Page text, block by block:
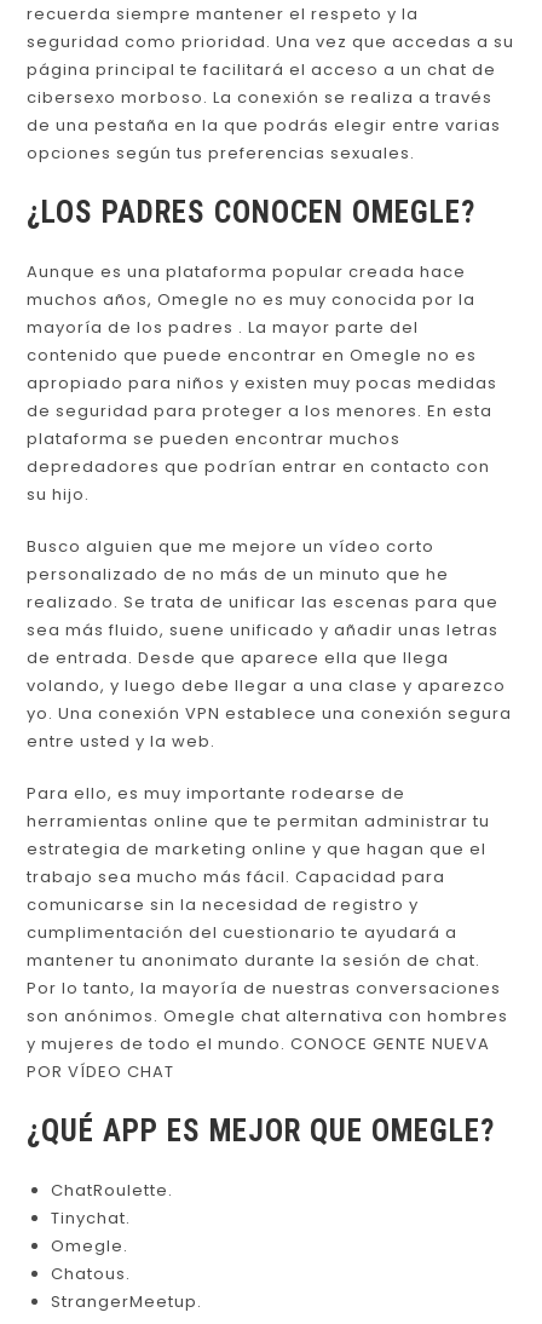
recuerda siempre mantener el respeto y la
seguridad como prioridad. Una vez que accedas a su
página principal te facilitará el acceso a un chat de
cibersexo morboso. La conexión se realiza a través
de una pestaña en la que podrás elegir entre varias
opciones según tus preferencias sexuales.
¿LOS PADRES CONOCEN OMEGLE?
Aunque es una plataforma popular creada hace
muchos años, Omegle no es muy conocida por la
mayoría de los padres . La mayor parte del
contenido que puede encontrar en Omegle no es
apropiado para niños y existen muy pocas medidas
de seguridad para proteger a los menores. En esta
plataforma se pueden encontrar muchos
depredadores que podrían entrar en contacto con
su hijo.
Busco alguien que me mejore un vídeo corto
personalizado de no más de un minuto que he
realizado. Se trata de unificar las escenas para que
sea más fluido, suene unificado y añadir unas letras
de entrada. Desde que aparece ella que llega
volando, y luego debe llegar a una clase y aparezco
yo. Una conexión VPN establece una conexión segura
entre usted y la web.
Para ello, es muy importante rodearse de
herramientas online que te permitan administrar tu
estrategia de marketing online y que hagan que el
trabajo sea mucho más fácil. Capacidad para
comunicarse sin la necesidad de registro y
cumplimentación del cuestionario te ayudará a
mantener tu anonimato durante la sesión de chat.
Por lo tanto, la mayoría de nuestras conversaciones
son anónimos. Omegle chat alternativa con hombres
y mujeres de todo el mundo. CONOCE GENTE NUEVA
POR VÍDEO CHAT
¿QUÉ APP ES MEJOR QUE OMEGLE?
ChatRoulette.
Tinychat.
Omegle.
Chatous.
StrangerMeetup.